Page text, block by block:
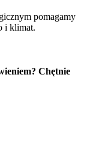
pomagamy
i klimat.
Chętnie